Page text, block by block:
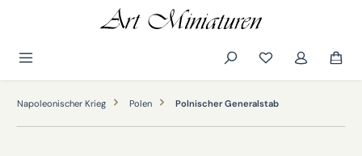
Napoleonischer Krieg Polen Polnischer Generalstab